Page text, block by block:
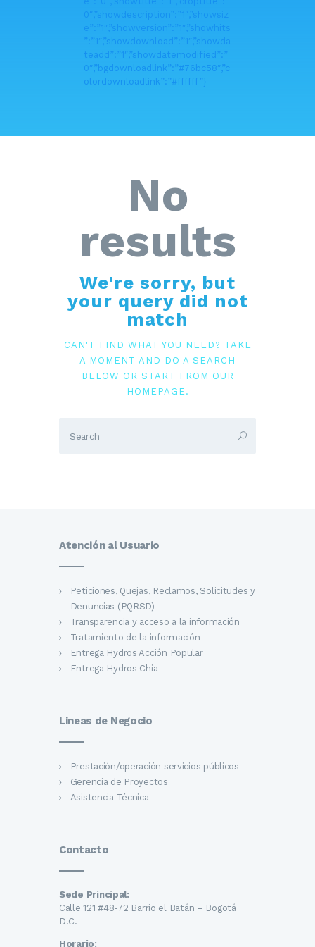
0″,”showdescription”:”1″,”showsiz
e”:”1″,”showversion”:”1″,”showhits
”:”1″,”showdownload”:”1″,”showda
teadd”:”1″,”showdatemodified”:”
0″,”bgdownloadlink”:”#76bc58″,”c
olordownloadlink”:”#ffffff”}
No
results
We're sorry, but
your query did not
match
CAN'T FIND WHAT YOU NEED? TAKE
A MOMENT AND DO A SEARCH
BELOW OR START FROM OUR
HOMEPAGE .
Atención al Usuario
Peticiones, Quejas, Reclamos, Solicitudes y
Denuncias (PQRSD)
Transparencia y acceso a la información
Tratamiento de la información
Entrega Hydros Acción Popular
Entrega Hydros Chia
Lineas de Negocio
Prestación/operación servicios públicos
Gerencia de Proyectos
Asistencia Técnica
Contacto
Sede Principal:
Calle 121 #48-72 Barrio el Batán – Bogotá
D.C.
Horario: